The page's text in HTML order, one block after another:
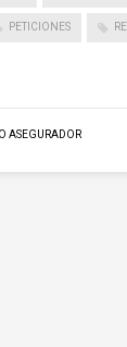
PETICIONES
ASEGURADOR